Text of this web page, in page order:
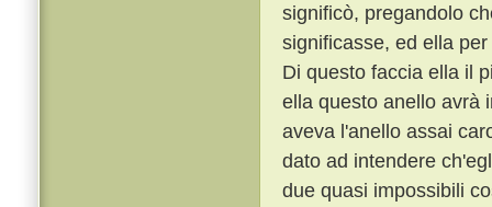
significò, pregandolo
significasse, ed ella
Di questo faccia ella il
ella questo anello avrà
aveva l'anello assai
dato ad intendere
due quasi impossibili